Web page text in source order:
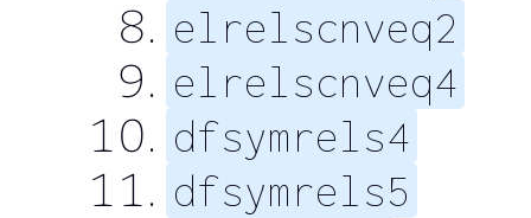
elrelscnveq2
elrelscnveq4
dfsymrels4
dfsymrels5